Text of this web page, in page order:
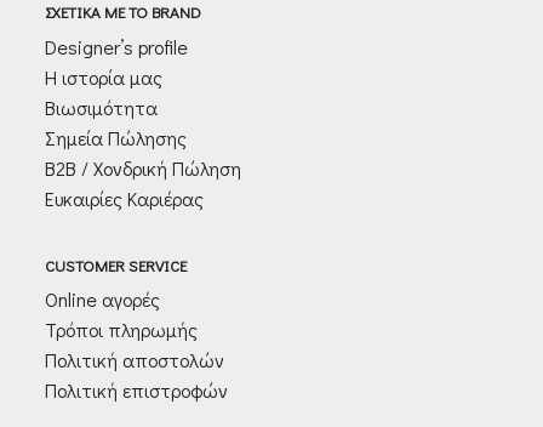
*
ΣΧΕΤΙΚΑ ΜΕ ΤΟ BRAND
Designer’s profile
Η ιστορία μας
Βιωσιμότητα
Σημεία Πώλησης
Β2Β / Χονδρική Πώληση
Ευκαιρίες Καριέρας
CUSTOMER SERVICE
Online αγορές
Τρόποι πληρωμής
Πολιτική αποστολών
Πολιτική επιστροφών